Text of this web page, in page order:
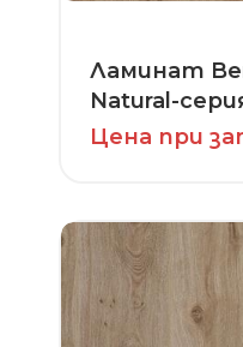
Ламинат
Natural-
Цена при